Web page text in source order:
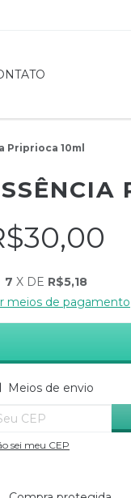
Priprioca 10ml
7 X DE R$5,18
meios de pagamento
para o CEP:
Meios de envio
sei meu CEP